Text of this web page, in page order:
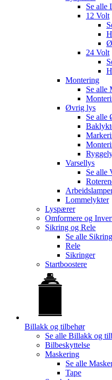
Se alle
12 Volt
24 Volt
Montering
Se alle
Øvrig lys
Se alle
Varsellys
Se alle
Lommelykter
Lyspærer
Omformere og
Sikring og Rele
Se alle
Rele
Sikringer
Startboostere
Billakk og tilbehør
Se alle Billakk og
Bilbeskyttelse
Maskering
Se alle
Tape